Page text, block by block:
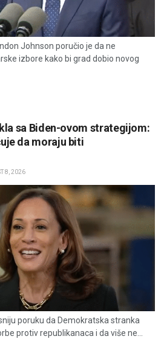
Johnson poručio je da ne
izbore kako bi grad dobio novog
sa Biden-ovom strategijom:
da moraju biti
8, 2026
poruku da Demokratska stranka
protiv republikanaca i da više ne...